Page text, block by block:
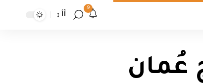
9
أأ
عُمان